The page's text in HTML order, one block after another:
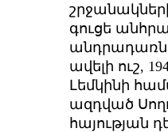
գուցե
ավելի ուշ,
Լեմկինի
ազդված
հայության